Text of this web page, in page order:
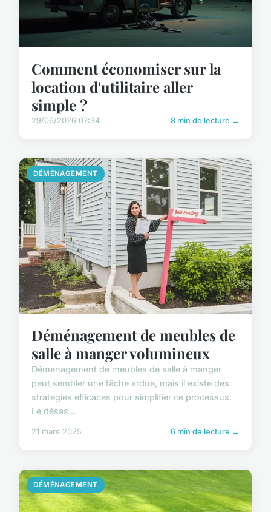
Comment économiser sur la
location d'utilitaire aller
simple ?
29/06/2026 07:34 8 min de lecture →
DÉMÉNAGEMENT
Déménagement de meubles de
salle à manger volumineux
Déménagement de meubles de salle à manger
peut sembler une tâche ardue, mais il existe des
stratégies efficaces pour simplifier ce processus.
Le désas...
21 mars 2025 6 min de lecture →
DÉMÉNAGEMENT